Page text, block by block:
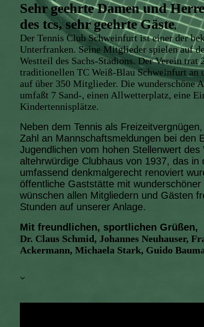
Sehr geehrte Damen und
des tcs, sehr geehrte Gäste,
Der Tennis Club Schweinfurt ist einer der
Unterfranken. Seine Mitglieder spielen auf
Westteil des Sachs-Stadions. Der Verein trat
traditionellen TC Weiß-Blau Schweinfurt an
auf über 350 Mitglieder. Die wunderschöne
umfaßt 7 Sand-, einen Allwetterplatz, eine
Kindertennisplätze.
Neben dem Tennis als
Zahl an Mannschaftsmeldungen bei den
Jugendlichen vom hohen Stellenwert
altehrwürdige Clubhaus von 1937, das in
umfassend denkmalgerecht renoviert
öffentliche Gaststätte mit
wünschen allen Mitgliedern und Gästen
Stunden auf unserer Anlage.
Mit freundlichen, sportlichen Grüßen,
Dr. Claus Schmid, Johannes Neuhauser,
Ackermann, Michaela Stark, Guido